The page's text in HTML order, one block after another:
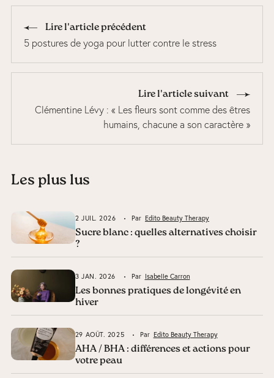
Lire l'article précédent
5 postures de yoga pour lutter contre le stress
Lire l'article suivant
Clémentine Lévy : « Les fleurs sont comme des êtres
humains, chacune a son caractère »
Les plus lus
2 JUIL. 2026 Par Edito Beauty Therapy
Sucre blanc : quelles alternatives choisir
?
3 JAN. 2026 Par Isabelle Carron
Les bonnes pratiques de longévité en
hiver
29 AOÛT. 2025 Par Edito Beauty Therapy
AHA / BHA : différences et actions pour
votre peau